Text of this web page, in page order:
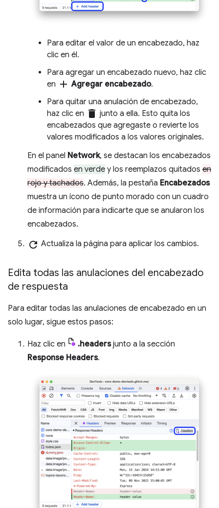
Para editar el valor de un encabezado, haz
clic en él.
Para agregar un encabezado nuevo, haz clic
en add Agregar encabezado.
Para quitar una anulación de encabezado,
haz clic en delete junto a ella. Esto quita los
encabezados que agregaste o revierte los
valores modificados a los valores originales.
En el panel Network, se destacan los encabezados
modificados en verde y los reemplazos quitados en
rojo y tachados. Además, la pestaña Encabezados
muestra un ícono de punto morado con un cuadro
de información para indicarte que se anularon los
encabezados.
refresh Actualiza la página para aplicar los cambios.
Edita todas las anulaciones del encabezado
de respuesta
Para editar todas las anulaciones de encabezado en un
solo lugar, sigue estos pasos:
Haz clic en .headersjunto a la sección
Response Headers.